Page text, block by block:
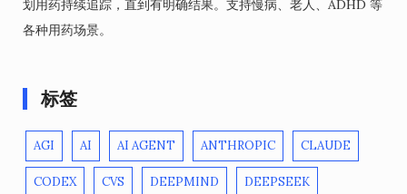
划用药持续追踪，直到有明确结果。支持慢病、老人、ADHD 等
各种用药场景。
标签
AGI AI AI AGENT ANTHROPIC CLAUDE
CODEX CVS DEEPMIND DEEPSEEK